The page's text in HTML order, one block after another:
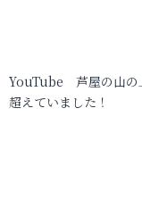
YouTube 芦屋の山の
超えていました！